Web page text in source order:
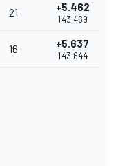
21 +5.462
1'43.469
16 +5.637
1'43.644